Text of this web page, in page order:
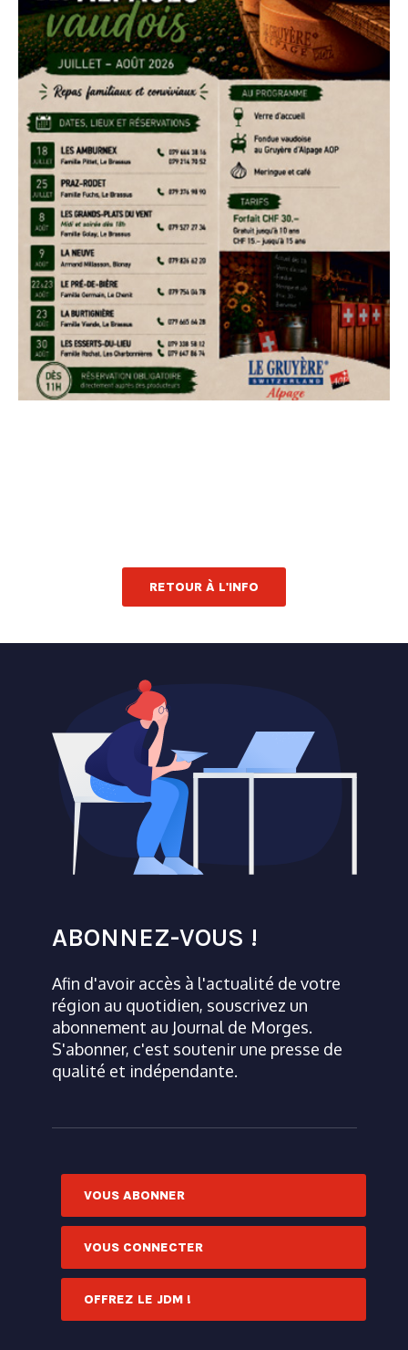
RETOUR À L'INFO
ABONNEZ-VOUS !
Afin d'avoir accès à l'actualité de votre
région au quotidien, souscrivez un
abonnement au Journal de Morges.
S'abonner, c'est soutenir une presse de
qualité et indépendante.
VOUS ABONNER
VOUS CONNECTER
OFFREZ LE JDM !